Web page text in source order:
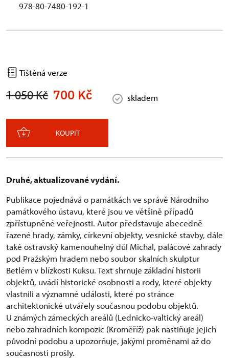
978-80-7480-192-1
Tištěná verze
1 050 Kč 700 Kč skladem
KOUPIT
Druhé, aktualizované vydání.
Publikace pojednává o památkách ve správě Národního
památkového ústavu, které jsou ve většině případů
zpřístupněné veřejnosti. Autor představuje abecedně
řazené hrady, zámky, církevní objekty, vesnické stavby, dále
také ostravský kamenouhelný důl Michal, palácové zahrady
pod Pražským hradem nebo soubor skalních skulptur
Betlém v blízkosti Kuksu. Text shrnuje základní historii
objektů, uvádí historické osobnosti a rody, které objekty
vlastnili a významné události, které po stránce
architektonické utvářely současnou podobu objektů.
U známých zámeckých areálů (Lednicko-valtický areál)
nebo zahradních kompozic (Kroměříž) pak nastiňuje jejich
původní podobu a upozorňuje, jakými proměnami až do
současnosti prošly.